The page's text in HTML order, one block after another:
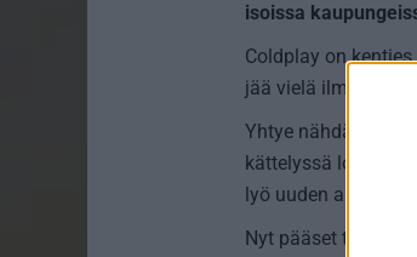
isoissa
Coldplay on
jää vielä ilman
Yhtye nähdään
kättelyssä loppuun
lyö uuden albumin
Nyt pääset